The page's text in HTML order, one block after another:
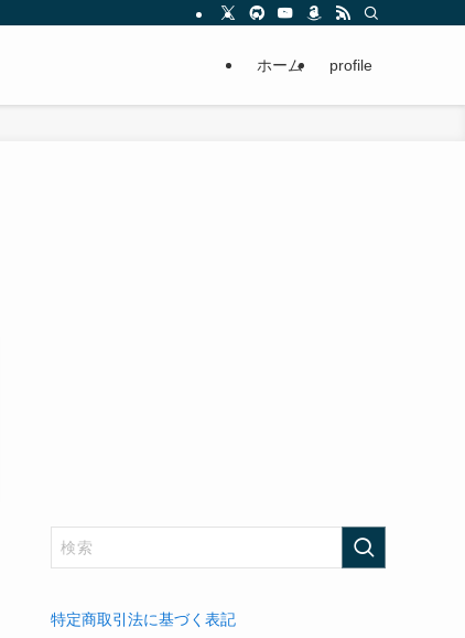
ホーム profile
特定商取引法に基づく表記